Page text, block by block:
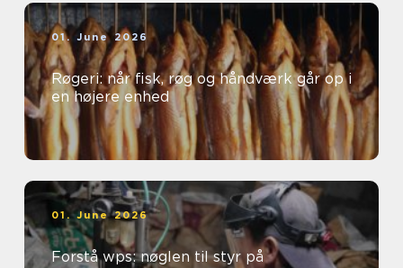
01. June 2026
Røgeri: når fisk, røg og håndværk går op i
en højere enhed
01. June 2026
Forstå wps: nøglen til styr på